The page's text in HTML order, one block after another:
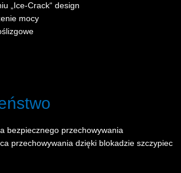
„Ice-Crack“ design
mocy
bezpiecznego przechowywania
przechowywania dzięki blokadzie szczypiec